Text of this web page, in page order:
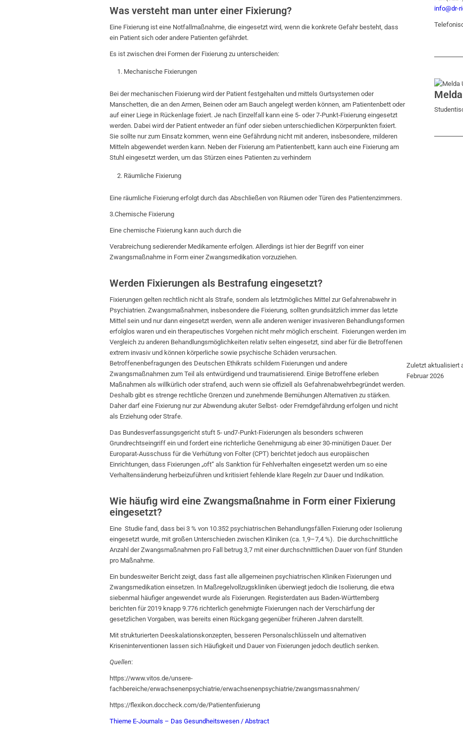
Was versteht man unter einer Fixierung?
Eine Fixierung ist eine Notfallmaßnahme, die eingesetzt wird, wenn die konkrete Gefahr besteht, dass
ein Patient sich oder andere Patienten gefährdet.
Es ist zwischen drei Formen der Fixierung zu unterscheiden:
Mechanische Fixierungen
Bei der mechanischen Fixierung wird der Patient festgehalten und mittels Gurtsystemen oder
Manschetten, die an den Armen, Beinen oder am Bauch angelegt werden können, am Patientenbett oder
auf einer Liege in Rückenlage fixiert. Je nach Einzelfall kann eine 5‑ oder 7‑Punkt‑Fixierung eingesetzt
werden. Dabei wird der Patient entweder an fünf oder sieben unterschiedlichen Körperpunkten fixiert.
Sie sollte nur zum Einsatz kommen, wenn eine Gefährdung nicht mit anderen, insbesondere, milderen
Mitteln abgewendet werden kann. Neben der Fixierung am Patientenbett, kann auch eine Fixierung am
Stuhl eingesetzt werden, um das Stürzen eines Patienten zu verhindern
Räumliche Fixierung
Eine räumliche Fixierung erfolgt durch das Abschließen von Räumen oder Türen des Patientenzimmers.
3.Chemische Fixierung
Eine chemische Fixierung kann auch durch die
Verabreichung sedierender Medikamente erfolgen. Allerdings ist hier der Begriff von einer
Zwangsmaßnahme in Form einer Zwangsmedikation vorzuziehen.
Werden Fixierungen als Bestrafung eingesetzt?
Fixierungen gelten rechtlich nicht als Strafe, sondern als letztmögliches Mittel zur Gefahrenabwehr in
Psychiatrien. Zwangsmaßnahmen, insbesondere die Fixierung, sollten grundsätzlich immer das letzte
Mittel sein und nur dann eingesetzt werden, wenn alle anderen weniger invasiveren Behandlungsformen
erfolglos waren und ein therapeutisches Vorgehen nicht mehr möglich erscheint. Fixierungen werden im
Vergleich zu anderen Behandlungsmöglichkeiten relativ selten eingesetzt, sind aber für die Betroffenen
extrem invasiv und können körperliche sowie psychische Schäden verursachen.
Betroffenenbefragungen des Deutschen Ethikrats schildern Fixierungen und andere
Zwangsmaßnahmen zum Teil als entwürdigend und traumatisierend. Einige Betroffene erleben
Maßnahmen als willkürlich oder strafend, auch wenn sie offiziell als Gefahrenabwehrbegründet werden.
Deshalb gibt es strenge rechtliche Grenzen und zunehmende Bemühungen Alternativen zu stärken.
Daher darf eine Fixierung nur zur Abwendung akuter Selbst- oder Fremdgefährdung erfolgen und nicht
als Erziehung oder Strafe.
Das Bundesverfassungsgericht stuft 5‑ und7‑Punkt-Fixierungen als besonders schweren
Grundrechtseingriff ein und fordert eine richterliche Genehmigung ab einer 30-minütigen Dauer. Der
Europarat-Ausschuss für die Verhütung von Folter (CPT) berichtet jedoch aus europäischen
Einrichtungen, dass Fixierungen „oft“ als Sanktion für Fehlverhalten eingesetzt werden um so eine
Verhaltensänderung herbeizuführen und kritisiert fehlende klare Regeln zur Dauer und Indikation.
Wie häufig wird eine Zwangsmaßnahme in Form einer Fixierung
eingesetzt?
Eine Studie fand, dass bei 3 % von 10.352 psychiatrischen Behandlungsfällen Fixierung oder Isolierung
eingesetzt wurde, mit großen Unterschieden zwischen Kliniken (ca. 1,9–7,4 %). Die durchschnittliche
Anzahl der Zwangsmaßnahmen pro Fall betrug 3,7 mit einer durchschnittlichen Dauer von fünf Stunden
pro Maßnahme.
Ein bundesweiter Bericht zeigt, dass fast alle allgemeinen psychiatrischen Kliniken Fixierungen und
Zwangsmedikation einsetzen. In Maßregelvollzugskliniken überwiegt jedoch die Isolierung, die etwa
siebenmal häufiger angewendet wurde als Fixierungen. Registerdaten aus Baden‑Württemberg
berichten für 2019 knapp 9.776 richterlich genehmigte Fixierungen nach der Verschärfung der
gesetzlichen Vorgaben, was bereits einen Rückgang gegenüber früheren Jahren darstellt.
Mit strukturierten Deeskalationskonzepten, besseren Personalschlüsseln und alternativen
Kriseninterventionen lassen sich Häufigkeit und Dauer von Fixierungen jedoch deutlich senken.
Quellen:
https://www.vitos.de/unsere-
fachbereiche/erwachsenenpsychiatrie/erwachsenenpsychiatrie/zwangsmassnahmen/
https://flexikon.doccheck.com/de/Patientenfixierung
Thieme E-Journals – Das Gesundheitswesen / Abstract
info@dr-
Zuletzt aktualisiert
Februar 2026